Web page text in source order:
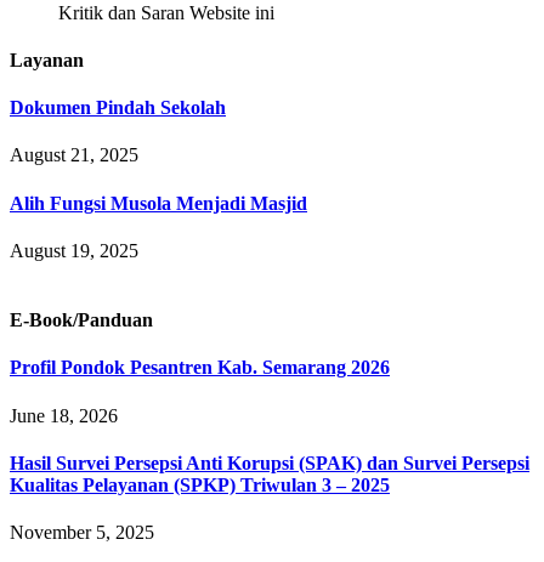
Kritik dan Saran Website ini
Layanan
Dokumen Pindah Sekolah
August 21, 2025
Alih Fungsi Musola Menjadi Masjid
August 19, 2025
E-Book/Panduan
Profil Pondok Pesantren Kab. Semarang 2026
June 18, 2026
Hasil Survei Persepsi Anti Korupsi (SPAK) dan Survei Persepsi
Kualitas Pelayanan (SPKP) Triwulan 3 – 2025
November 5, 2025